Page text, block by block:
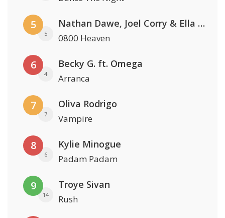
5
5
Nathan Dawe, Joel Corry & Ella Henderson
0800 Heaven
6
4
Becky G. ft. Omega
Arranca
7
7
Oliva Rodrigo
Vampire
8
6
Kylie Minogue
Padam Padam
9
14
Troye Sivan
Rush